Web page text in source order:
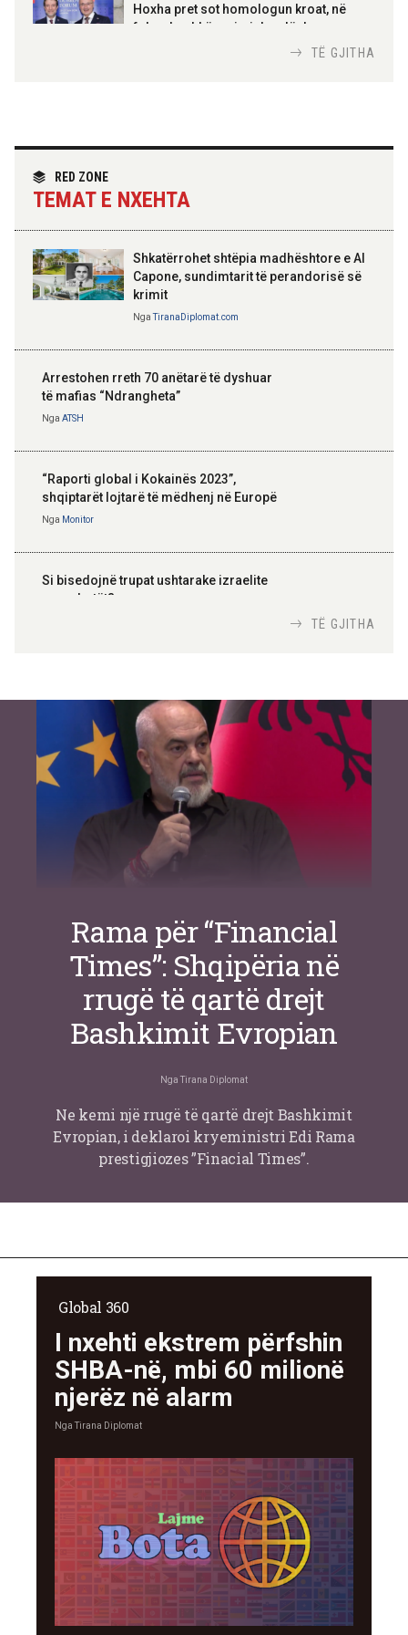
100-vjetori i themelimit të
Urdhrit të Skënderbeut
Hoxha pret sot homologun kroat, në
fokus bashkëpunimi dypalësh
partneritetit strategjik
TË GJITHA
RED ZONE
TEMAT E NXEHTA
Shkatërrohet shtëpia madhështore e Al
Capone, sundimtarit të perandorisë së
krimit
NgaTiranaDiplomat.com
Arrestohen rreth 70 anëtarë të dyshuar
të mafias “Ndrangheta”
Nga ATSH
“Raporti global i Kokainës 2023”,
shqiptarët lojtarë të mëdhenj në Europë
Nga Monitor
Si bisedojnë trupat ushtarake izraelite
me robotët?
inteligjente izraelite
Or Shalom
TË GJITHA
Rama për “Financial
Times”: Shqipëria në
rrugë të qartë drejt
Bashkimit Evropian
Nga Tirana Diplomat
Ne kemi një rrugë të qartë drejt Bashkimit
Evropian, i deklaroi kryeministri Edi Rama
prestigjiozes ”Finacial Times”.
Global 360
I nxehti ekstrem përfshin
SHBA-në, mbi 60 milionë
njerëz në alarm
NgaTirana Diplomat